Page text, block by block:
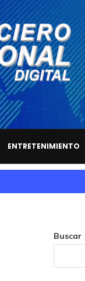
ENTRETENIMIENTO
Buscar